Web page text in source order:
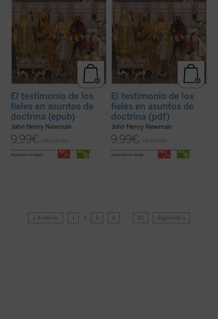
El testimonio de los
fieles en asuntos de
doctrina (epub)
John Henry Newman
9,99€ IVA incluido
disponible en ebook:
El testimonio de los
fieles en asuntos de
doctrina (pdf)
John Henry Newman
9,99€ IVA incluido
disponible en ebook:
« Anterior 1 2 3 4 … 85 Siguiente »